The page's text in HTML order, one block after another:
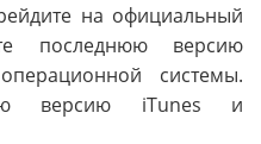
на официальный
последнюю версию
системы.
версию iTunes и